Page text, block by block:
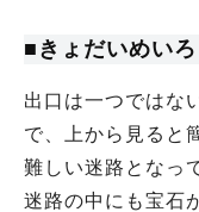
■きょだいめいろ
出口は一つではな
で、上から見ると
難しい迷路となっ
迷路の中にも宝石